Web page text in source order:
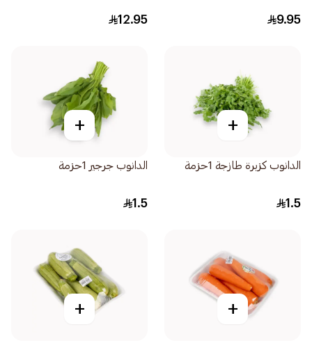
9.95
12.95
+
الدانوب كزبرة طازجة 1حزمة
1.5
+
الدانوب جرجير 1حزمة
1.5
+
+